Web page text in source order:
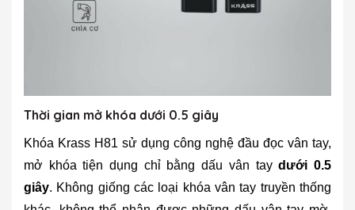
Thời gian mở khóa dưới 0.5 giây
Khóa Krass H81 sử dụng công nghệ đầu đọc vân tay,
mở khóa tiện dụng chỉ bằng dấu vân taydưới 0.5
giây. Không giống các loại khóa vân tay truyền thống